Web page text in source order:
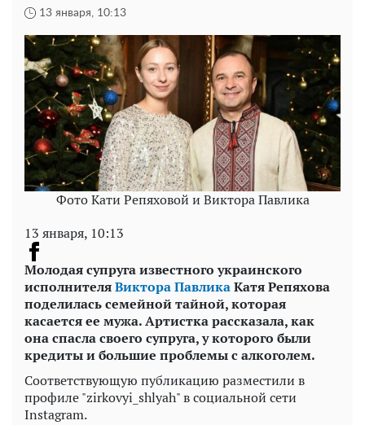
13 января, 10:13
Фото Кати Репяховой и Виктора Павлика
13 января, 10:13
Молодая супруга известного украинского
исполнителяВиктора ПавликаКатя Репяхова
поделилась семейной тайной, которая
касается ее мужа. Артистка рассказала, как
она спасла своего супруга, у которого были
кредиты и большие проблемы с алкоголем.
Соответствующую публикацию разместили в
профиле "zirkovyi_shlyah" в социальной сети
Instagram.